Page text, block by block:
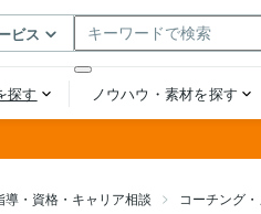
導・資格・キャリア相談 コーチング